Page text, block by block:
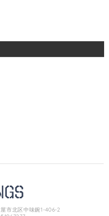
市北区中味鋺1-406-2